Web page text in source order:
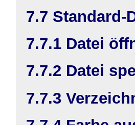
7.7 Standard-
7.7.1 Datei
7.7.2 Datei
7.7.3